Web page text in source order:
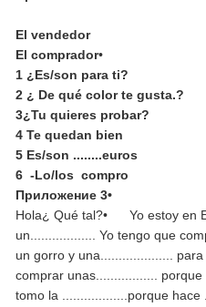
El vendedor
El comprador•
1 ¿Es/son para
2 ¿ De qué color te
3¿Tu quieres probar?
4 Te quedan
5 Es/son
6 -Lo/los compro
Приложение 3•
Hola¿ Qué tal?• Yo estoy en
un.................. Yo tengo que
un gorro y una....................
comprar unas.................
tomo la ..................porque